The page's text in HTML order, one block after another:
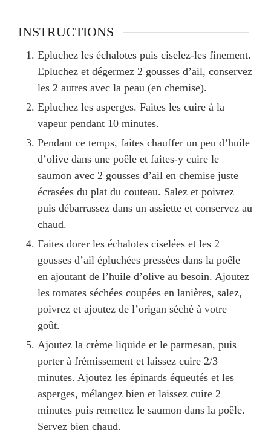
INSTRUCTIONS
Epluchez les échalotes puis ciselez-les finement.
Epluchez et dégermez 2 gousses d’ail, conservez
les 2 autres avec la peau (en chemise).
Epluchez les asperges. Faites les cuire à la
vapeur pendant 10 minutes.
Pendant ce temps, faites chauffer un peu d’huile
d’olive dans une poêle et faites-y cuire le
saumon avec 2 gousses d’ail en chemise juste
écrasées du plat du couteau. Salez et poivrez
puis débarrassez dans un assiette et conservez au
chaud.
Faites dorer les échalotes ciselées et les 2
gousses d’ail épluchées pressées dans la poêle
en ajoutant de l’huile d’olive au besoin. Ajoutez
les tomates séchées coupées en lanières, salez,
poivrez et ajoutez de l’origan séché à votre
goût.
Ajoutez la crème liquide et le parmesan, puis
porter à frémissement et laissez cuire 2/3
minutes. Ajoutez les épinards équeutés et les
asperges, mélangez bien et laissez cuire 2
minutes puis remettez le saumon dans la poêle.
Servez bien chaud.